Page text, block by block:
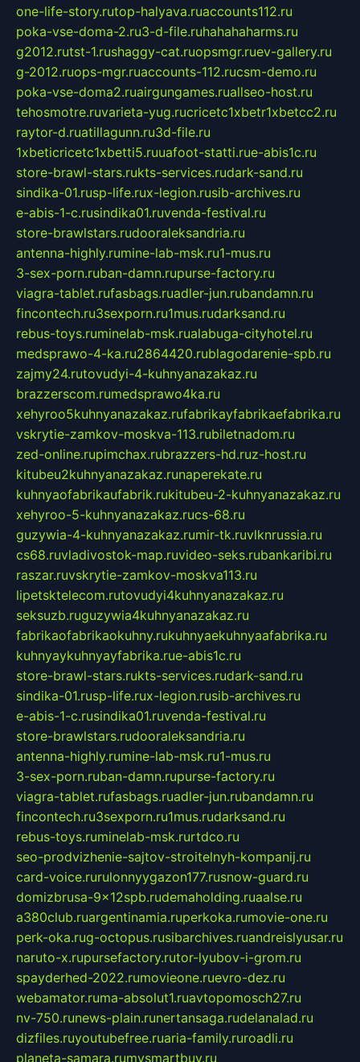
one-life-story.rutop-halyava.ruaccounts112.ru
poka-vse-doma-2.ru3-d-file.ruhahahaharms.ru
g2012.rutst-1.rushaggy-cat.ruopsmgr.ruev-gallery.ru
g-2012.ruops-mgr.ruaccounts-112.rucsm-demo.ru
poka-vse-doma2.ruairgungames.ruallseo-host.ru
tehosmotre.ruvarieta-yug.rucricetc1xbetr1xbetcc2.ru
raytor-d.ruatillagunn.ru3d-file.ru
1xbeticricetc1xbetti5.ruuafoot-statti.rue-abis1c.ru
store-brawl-stars.rukts-services.rudark-sand.ru
sindika-01.rusp-life.rux-legion.rusib-archives.ru
e-abis-1-c.rusindika01.ruvenda-festival.ru
store-brawlstars.rudooraleksandria.ru
antenna-highly.rumine-lab-msk.ru1-mus.ru
3-sex-porn.ruban-damn.rupurse-factory.ru
viagra-tablet.rufasbags.ruadler-jun.rubandamn.ru
fincontech.ru3sexporn.ru1mus.rudarksand.ru
rebus-toys.ruminelab-msk.rualabuga-cityhotel.ru
medsprawo-4-ka.ru2864420.rublagodarenie-spb.ru
zajmy24.rutovudyi-4-kuhnyanazakaz.ru
brazzerscom.rumedsprawo4ka.ru
xehyroo5kuhnyanazakaz.rufabrikayfabrikaefabrika.ru
vskrytie-zamkov-moskva-113.rubiletnadom.ru
zed-online.rupimchax.rubrazzers-hd.ruz-host.ru
kitubeu2kuhnyanazakaz.runaperekate.ru
kuhnyaofabrikaufabrik.rukitubeu-2-kuhnyanazakaz.ru
xehyroo-5-kuhnyanazakaz.rucs-68.ru
guzywia-4-kuhnyanazakaz.rumir-tk.ruvlknrussia.ru
cs68.ruvladivostok-map.ruvideo-seks.rubankaribi.ru
raszar.ruvskrytie-zamkov-moskva113.ru
lipetsktelecom.rutovudyi4kuhnyanazakaz.ru
seksuzb.ruguzywia4kuhnyanazakaz.ru
fabrikaofabrikaokuhny.rukuhnyaekuhnyaafabrika.ru
kuhnyaykuhnyayfabrika.rue-abis1c.ru
store-brawl-stars.rukts-services.rudark-sand.ru
sindika-01.rusp-life.rux-legion.rusib-archives.ru
e-abis-1-c.rusindika01.ruvenda-festival.ru
store-brawlstars.rudooraleksandria.ru
antenna-highly.rumine-lab-msk.ru1-mus.ru
3-sex-porn.ruban-damn.rupurse-factory.ru
viagra-tablet.rufasbags.ruadler-jun.rubandamn.ru
fincontech.ru3sexporn.ru1mus.rudarksand.ru
rebus-toys.ruminelab-msk.rurtdco.ru
seo-prodvizhenie-sajtov-stroitelnyh-kompanij.ru
card-voice.rurulonnyygazon177.rusnow-guard.ru
domizbrusa-9x12spb.rudemaholding.ruaalse.ru
a380club.ruargentinamia.ruperkoka.rumovie-one.ru
perk-oka.rug-octopus.rusibarchives.ruandreislyusar.ru
naruto-x.rupursefactory.rutor-lyubov-i-grom.ru
spayderhed-2022.rumovieone.ruevro-dez.ru
webamator.ruma-absolut1.ruavtopomosch27.ru
nv-750.runews-plain.runertansaga.rudelanalad.ru
dizfiles.ruyoutubefree.ruaria-family.ruroadli.ru
planeta-samara.rumysmartbuy.ru